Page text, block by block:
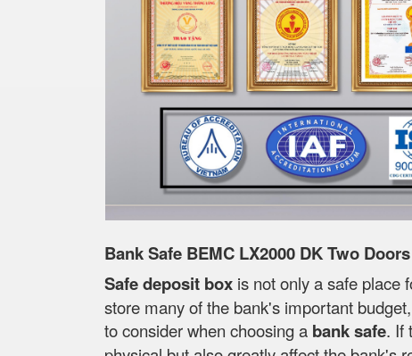
Bank Safe BEMC LX2000 DK Two
Safe deposit box is not only a safe place
store many of the bank's important
to consider when choosing a bank safe. If